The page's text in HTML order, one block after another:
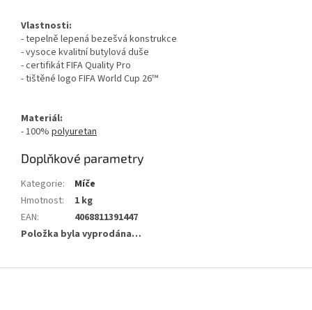
Vlastnosti:
- tepelně lepená bezešvá konstrukce
- vysoce kvalitní butylová duše
- certifikát FIFA Quality Pro
- tištěné logo FIFA World Cup 26™
Materiál:
- 100% polyuretan
Doplňkové parametry
Kategorie:
Míče
Hmotnost:
1 kg
EAN:
4068811391447
Položka byla vyprodána…